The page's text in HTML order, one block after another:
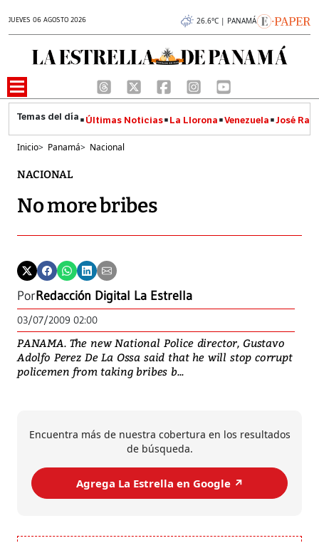
JUEVES 06 AGOSTO 2026 26.6°C | PANAMÁ
Últimas Noticias La Llorona Venezuela José
Inicio> Panamá> Nacional
NACIONAL
No more bribes
PorRedacción Digital La Estrella
03/07/2009 02:00
PANAMA. The new National Police director, Gustavo
Adolfo Perez De La Ossa said that he will stop corrupt
policemen from taking bribes b...
Encuentra más de nuestra cobertura en los resultados
de búsqueda.
Agrega La Estrella en Google ↗️